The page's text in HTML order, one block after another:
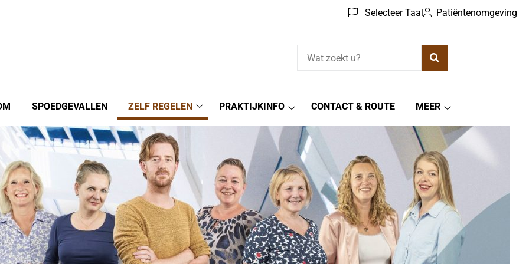
Selecteer Taal Patiëntenomgeving
SPOEDGEVALLEN
ZELF REGELEN
Zelf
regelen
PRAKTIJKINFO
submenu
CONTACT & ROUTE
MEER
submenu